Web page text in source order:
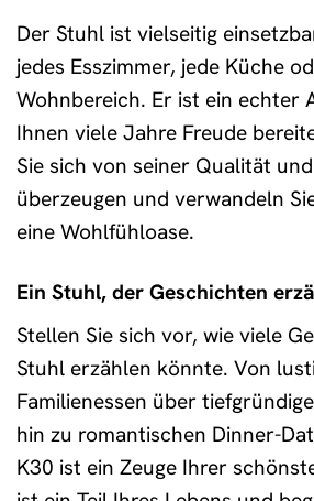
Der Stuhl ist vielseitig
jedes Esszimmer, jede Küche
Wohnbereich. Er ist ein echter
Ihnen viele Jahre Freude
Sie sich von seiner Qualität
überzeugen und verwandeln
eine Wohlfühloase.
Ein Stuhl, der Geschichten
Stellen Sie sich vor, wie viele
Stuhl erzählen könnte. Von
Familienessen über
hin zu romantischen Dinner-
K30 ist ein Zeuge Ihrer